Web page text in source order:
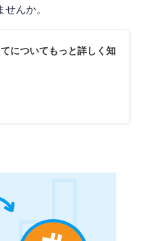
んか。
についてもっと詳しく知